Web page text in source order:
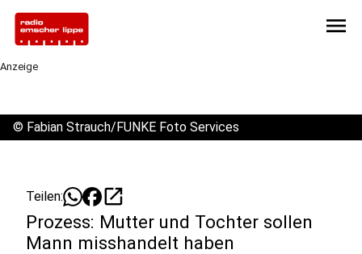
menu
Anzeige
© Fabian Strauch/FUNKE Foto Services
Teilen: open_in_new
Prozess: Mutter und Tochter sollen
Mann misshandelt haben